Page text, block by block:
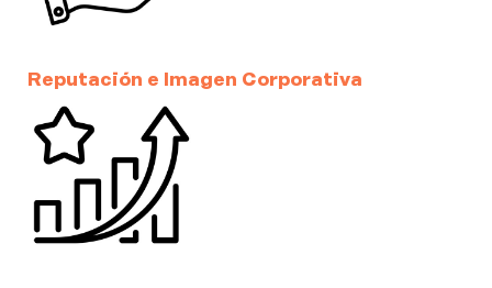
Reputación e Imagen Corporativa